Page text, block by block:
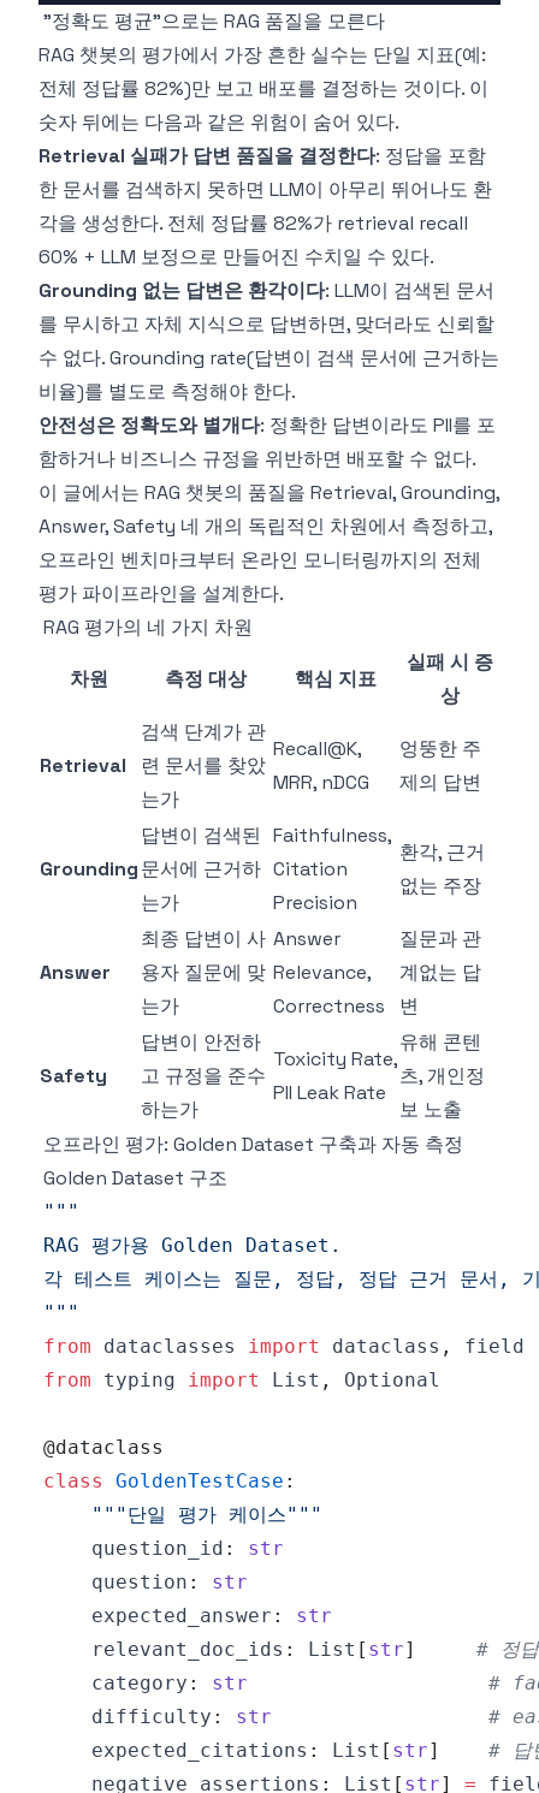
"정확도 평균"으로는 RAG 품질을 모른다
RAG 챗봇의 평가에서 가장 흔한 실수는 단일 지표(예:
전체 정답률 82%)만 보고 배포를 결정하는 것이다. 이
숫자 뒤에는 다음과 같은 위험이 숨어 있다.
Retrieval 실패가 답변 품질을 결정한다: 정답을 포함
한 문서를 검색하지 못하면 LLM이 아무리 뛰어나도 환
각을 생성한다. 전체 정답률 82%가 retrieval recall
60% + LLM 보정으로 만들어진 수치일 수 있다.
Grounding 없는 답변은 환각이다: LLM이 검색된 문서
를 무시하고 자체 지식으로 답변하면, 맞더라도 신뢰할
수 없다. Grounding rate(답변이 검색 문서에 근거하는
비율)를 별도로 측정해야 한다.
안전성은 정확도와 별개다: 정확한 답변이라도 PII를 포
함하거나 비즈니스 규정을 위반하면 배포할 수 없다.
이 글에서는 RAG 챗봇의 품질을 Retrieval, Grounding,
Answer, Safety 네 개의 독립적인 차원에서 측정하고,
오프라인 벤치마크부터 온라인 모니터링까지의 전체
평가 파이프라인을 설계한다.
RAG 평가의 네 가지 차원
차원 측정 대상 핵심 지표
실패 시 증
상
Retrieval
검색 단계가 관
련 문서를 찾았
는가
Recall@K,
MRR, nDCG
엉뚱한 주
제의 답변
Grounding
답변이 검색된
문서에 근거하
는가
Faithfulness,
Citation
Precision
환각, 근거
없는 주장
Answer
최종 답변이 사
용자 질문에 맞
는가
Answer
Relevance,
Correctness
질문과 관
계없는 답
변
Safety
답변이 안전하
고 규정을 준수
하는가
Toxicity Rate,
PII Leak Rate
유해 콘텐
츠, 개인정
보 노출
오프라인 평가: Golden Dataset 구축과 자동 측정
Golden Dataset 구조
"""
from dataclasses import dataclass ,
from typing import List ,
@dataclass
class
GoldenTestCase :
"""단일 평가 케이스"""
    question_id
:
str
    question
:
str
    expected_answer
:
str
    relevant_doc_ids
: List [ str]
# 정
    category
: str
#
    difficulty
: str
#
    expected_citations
: List [ str]
# 답
    negative_assertions
: List [ str] =